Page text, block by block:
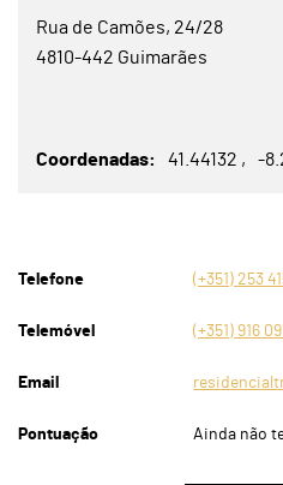
Rua de Camões, 24/28
4810-442 Guimarães
Coordenadas 41.44132 -
Telefone (+351) 253
Telemóvel (+351) 916
Email
Pontuação Ainda não